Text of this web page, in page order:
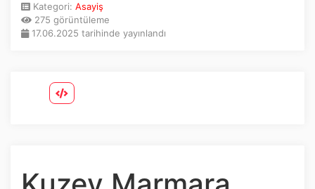
Canlı Yayın
Sosyal Medya
Kategori: Asayiş
275 görüntüleme
17.06.2025 tarihinde yayınlandı